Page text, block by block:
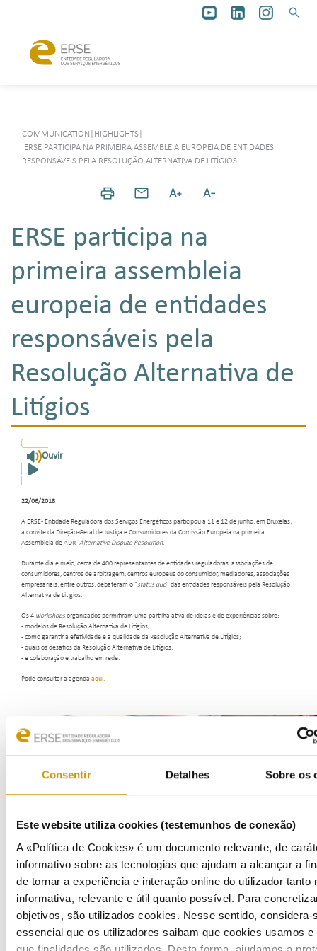
Consentir Detalhes Sobre os
Este website utiliza cookies (testemunhos de conexão)
A «Política de Cookies» é um documento relevante, de
informativo sobre as tecnologias que ajudam a alcançar a
de tornar a experiência e interação online do utilizador tanto
informativa, relevante e útil quanto possível. Para
objetivos, são utilizados cookies. Nesse sentido, considera-
essencial que os utilizadores saibam que cookies usamos e
COMMUNICATION HIGHLIGHTS
ERSE PARTICIPA NA PRIMEIRA ASSEMBLEIA EUROPEIA DE ENTIDADES
RESPONSÁVEIS PELA RESOLUÇÃO ALTERNATIVA DE LITÍGIOS
ERSE participa na
primeira assembleia
europeia de entidades
responsáveis pela
Resolução Alternativa de
Litígios
Ouvir
22/06/2018
A ERSE - Entidade Reguladora dos Serviços Energéticos participou a 11 e 12 de junho, em Bruxelas,
a convite da Direção-Geral de Justiça e Consumidores da Comissão Europeia na primeira
Assembleia de ADR -Alternative Dispute Resolution.
Durante dia e meio, cerca de 400 representantes de entidades reguladoras, associações de
consumidores, centros de arbitragem, centros europeus do consumidor, mediadores, associações
empresariais, entre outros, debateram o “status quo” das entidades responsáveis pela Resolução
Alternativa de Litígios.
Os 4 workshopsorganizados permitiram uma partilha ativa de ideias e de experiências sobre:
- modelos de Resolução Alternativa de Litígios;
- como garantir a efetividade e a qualidade da Resolução Alternativa de Litígios;
- quais os desafios da Resolução Alternativa de Litígios,
- e colaboração e trabalho em rede.
Pode consultar a agenda aqui.